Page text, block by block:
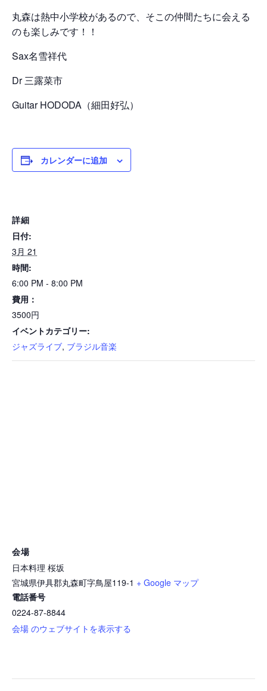
丸森は熱中小学校があるので、そこの仲間たちに会える
のも楽しみです！！
Sax名雪祥代
Dr 三露菜市
Guitar HODODA（細田好弘）
カレンダーに追加
詳細
日付:
3月 21
時間:
6:00 PM - 8:00 PM
費用：
3500円
イベントカテゴリー:
ジャズライブ, ブラジル音楽
会場
日本料理 桜坂
宮城県伊具郡丸森町字鳥屋119-1 + Google マップ
電話番号
0224-87-8844
会場 のウェブサイトを表示する